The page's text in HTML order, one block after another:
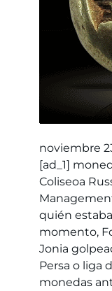
noviembre
[ad_1]
Coliseoa
quién
momento,
Jonia
Persa o liga
monedas